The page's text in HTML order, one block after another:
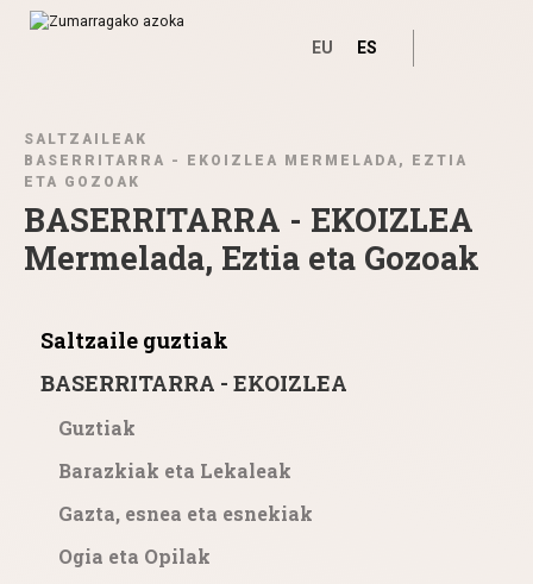
Ir directamente al contenido
EU ES
SALTZAILEAK
BASERRITARRA - EKOIZLEA MERMELADA, EZTIA
ETA GOZOAK
BASERRITARRA - EKOIZLEA
Mermelada, Eztia eta Gozoak
Saltzaile guztiak
BASERRITARRA - EKOIZLEA
Guztiak
Barazkiak eta Lekaleak
Gazta, esnea eta esnekiak
Ogia eta Opilak